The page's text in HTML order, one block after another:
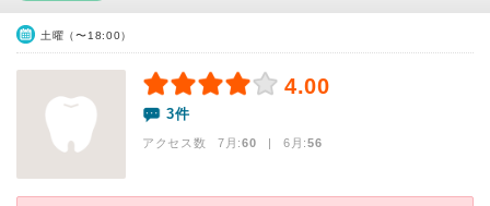
土曜（〜18:00）
4.00
3件
アクセス数 7月:60 | 6月:56